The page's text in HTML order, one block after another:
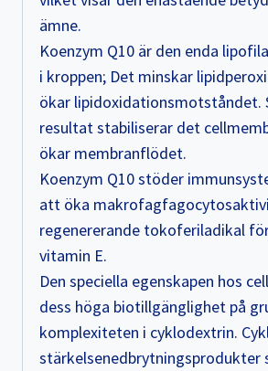
ämne.
Koenzym Q10 är den enda
i kroppen; Det minskar
ökar lipidoxidationsmotståndet.
resultat stabiliserar det
ökar membranflödet.
Koenzym Q10 stöder
att öka
regenererande tokoferiladikal
vitamin E.
Den speciella egenskapen hos
dess höga biotillgänglighet på
komplexiteten i cyklodextrin.
stärkelsenedbrytningsprodukter